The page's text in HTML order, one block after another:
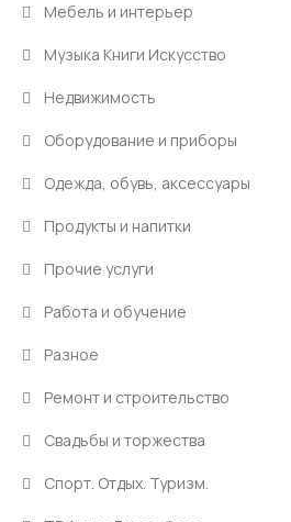
Мебель и интерьер
Музыка Книги Искусство
Недвижимость
Оборудование и приборы
Одежда, обувь, аксессуары
Продукты и напитки
Прочие услуги
Работа и обучение
Разное
Ремонт и строительство
Свадьбы и торжества
Спорт. Отдых. Туризм.